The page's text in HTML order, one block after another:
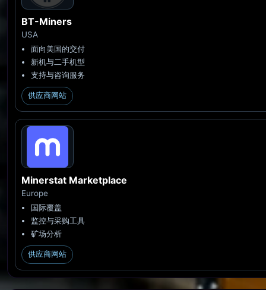
BT-Miners
USA
面向美国的交付
新机与二手机型
支持与咨询服务
供应商网站
Minerstat Marketplace
Europe
国际覆盖
监控与采购工具
矿场分析
供应商网站